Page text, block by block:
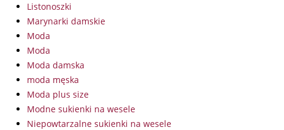
Listonoszki
Marynarki damskie
Moda
Moda
Moda damska
moda męska
Moda plus size
Modne sukienki na wesele
Niepowtarzalne sukienki na wesele